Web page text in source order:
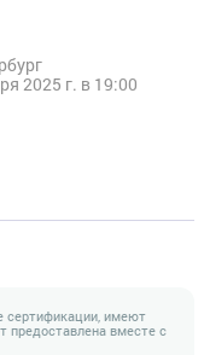
2025 г. в 19:00
сертификации, имеют
предоставлена вместе с